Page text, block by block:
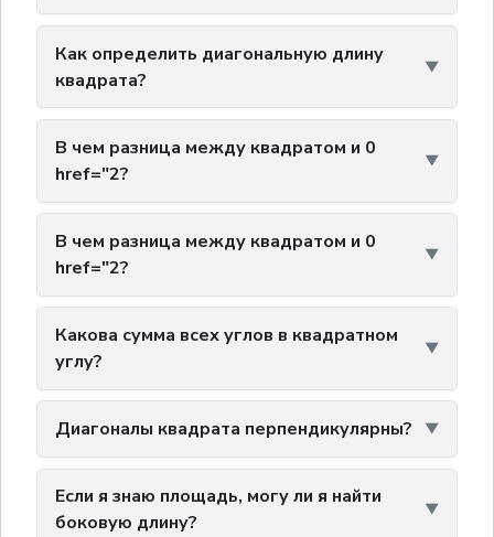
Как определить диагональную длину
квадрата?
В чем разница между квадратом и 0
href="2?
В чем разница между квадратом и 0
href="2?
Какова сумма всех углов в квадратном
углу?
Диагоналы квадрата перпендикулярны?
Если я знаю площадь, могу ли я найти
боковую длину?